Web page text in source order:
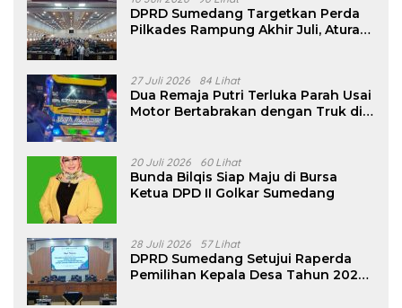
DPRD Sumedang Targetkan Perda
Pilkades Rampung Akhir Juli, Aturan
27 Juli 2026 84 Lihat
Dua Remaja Putri Terluka Parah Usai
Motor Bertabrakan dengan Truk di
20 Juli 2026 60 Lihat
Bunda Bilqis Siap Maju di Bursa
Ketua DPD II Golkar Sumedang
28 Juli 2026 57 Lihat
DPRD Sumedang Setujui Raperda
Pemilihan Kepala Desa Tahun 2026